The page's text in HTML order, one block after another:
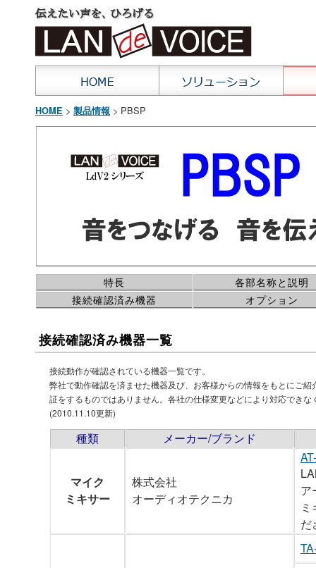
HOME > 製品情報 > PBSP
特長
各部名称と説明
接続確認済み機器
オプション
接続確認済み機器一覧
接続動作が確認されている機器一覧です。
弊社で動作確認を済ませた機器及び、お客様からの情報をもとにご
証をするものではありません。各社の仕様変更などにより対応でき
(2010.11.10更新)
種類 メーカー/ブランド
マイク
ミキサー
株式会社
オーディオテクニカ
ア
だ